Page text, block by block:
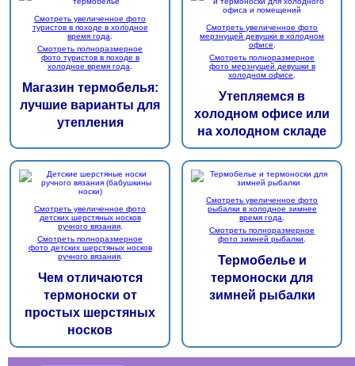
Смотреть увеличенное фото
туристов в походе в холодное
время года
Смотреть полноразмерное
фото туристов в походе в
холодное время года
Магазин термобелья:
лучшие варианты для
утепления
Смотреть увеличенное фото
мерзнущей девушки в холодном
офисе
Смотреть полноразмерное
фото мерзнущей девушки в
холодном офисе
Утепляемся в
холодном офисе или
на холодном складе
Смотреть увеличенное фото
детских шерстяных носков
ручного вязания.
Смотреть полноразмерное
фото детских шерстяных носков
ручного вязания.
Чем отличаются
термоноски от
простых шерстяных
носков
Смотреть увеличенное фото
рыбалки в холодное зимнее
время года
Смотреть полноразмерное
фото зимней рыбалки
Термобелье и
термоноски для
зимней рыбалки